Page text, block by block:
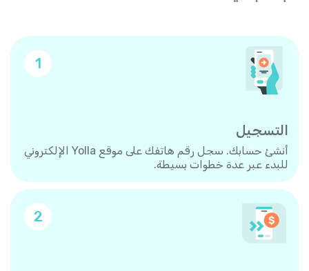
1
التسجيل
أنشئ حسابك. سجل رقم هاتفك على موقع Yolla الإلكتروني
للبدء عبر عدة خطوات بسيطة.
2